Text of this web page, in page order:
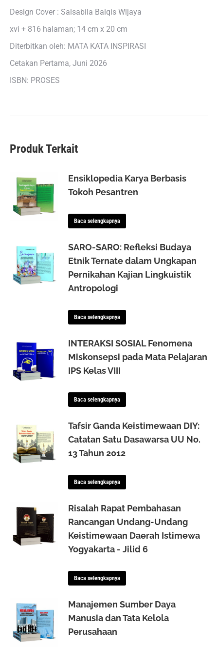
Design Cover : Salsabila Balqis Wijaya
xvi + 816 halaman; 14 cm x 20 cm
Diterbitkan oleh: MATA KATA INSPIRASI
Cetakan Pertama, Juni 2026
ISBN: PROSES
Produk Terkait
Ensiklopedia Karya Berbasis
Tokoh Pesantren
Baca selengkapnya
SARO-SARO: Refleksi Budaya
Etnik Ternate dalam Ungkapan
Pernikahan Kajian Lingkuistik
Antropologi
Baca selengkapnya
INTERAKSI SOSIAL Fenomena
Miskonsepsi pada Mata Pelajaran
IPS Kelas VIII
Baca selengkapnya
Tafsir Ganda Keistimewaan DIY:
Catatan Satu Dasawarsa UU No.
13 Tahun 2012
Baca selengkapnya
Risalah Rapat Pembahasan
Rancangan Undang-Undang
Keistimewaan Daerah Istimewa
Yogyakarta - Jilid 6
Baca selengkapnya
Manajemen Sumber Daya
Manusia dan Tata Kelola
Perusahaan